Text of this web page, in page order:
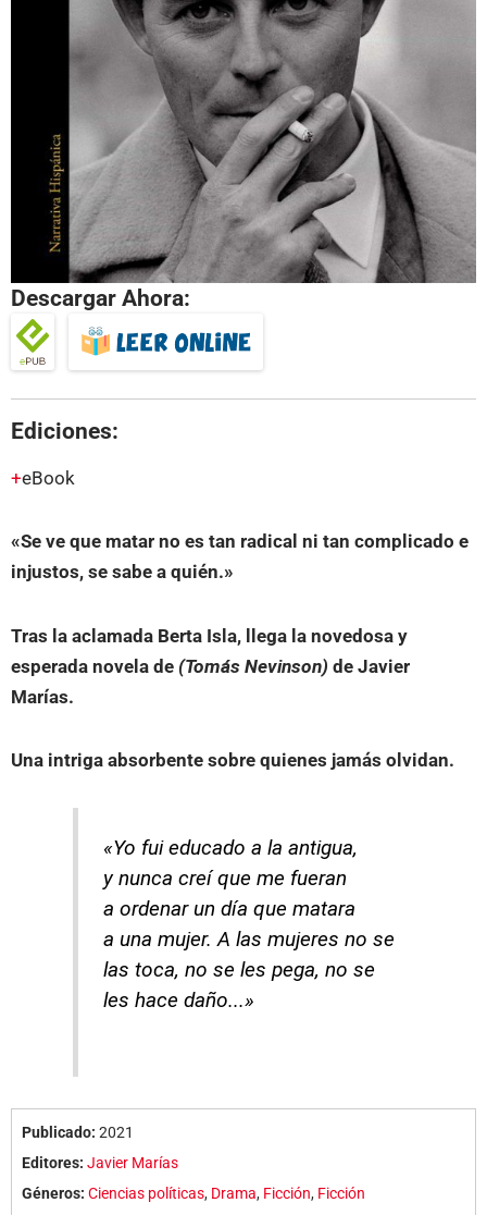
Descargar Ahora:
Ediciones:
eBook
«Se ve que matar no es tan radical ni tan complicado e
injustos, se sabe a quién.»
Tras la aclamada Berta Isla, llega la novedosa y
esperada novela de (Tomás Nevinson) de Javier
Marías.
Una intriga absorbente sobre quienes jamás olvidan.
«Yo fui educado a la antigua,
y nunca creí que me fueran
a ordenar un día que matara
a una mujer. A las mujeres no se
las toca, no se les pega, no se
les hace daño...»
Publicado: 2021
Editores: Javier Marías
Géneros: Ciencias políticas, Drama, Ficción, Ficción